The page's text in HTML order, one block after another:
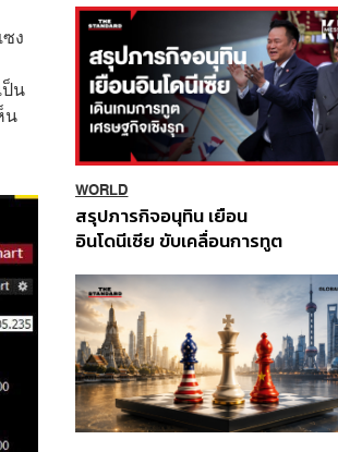
ง
ป็น
น
WORLD
สรุปภารกิจอนุทิน เยือน
อินโดนีเซีย ขับเคลื่อนการทูต
ส่วนยุทธศาสตร์ไทย –
อินโดนีเซีย